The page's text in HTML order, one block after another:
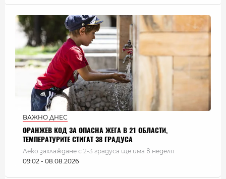
ВАЖНО ДНЕС
ОРАНЖЕВ КОД ЗА ОПАСНА ЖЕГА В 21 ОБЛАСТИ,
ТЕМПЕРАТУРИТЕ СТИГАТ 38 ГРАДУСА
Леко захлаждане с 2-3 градуса ще има в неделя
09:02 - 08.08.2026